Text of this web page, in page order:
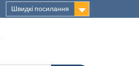
Швидкі посилання